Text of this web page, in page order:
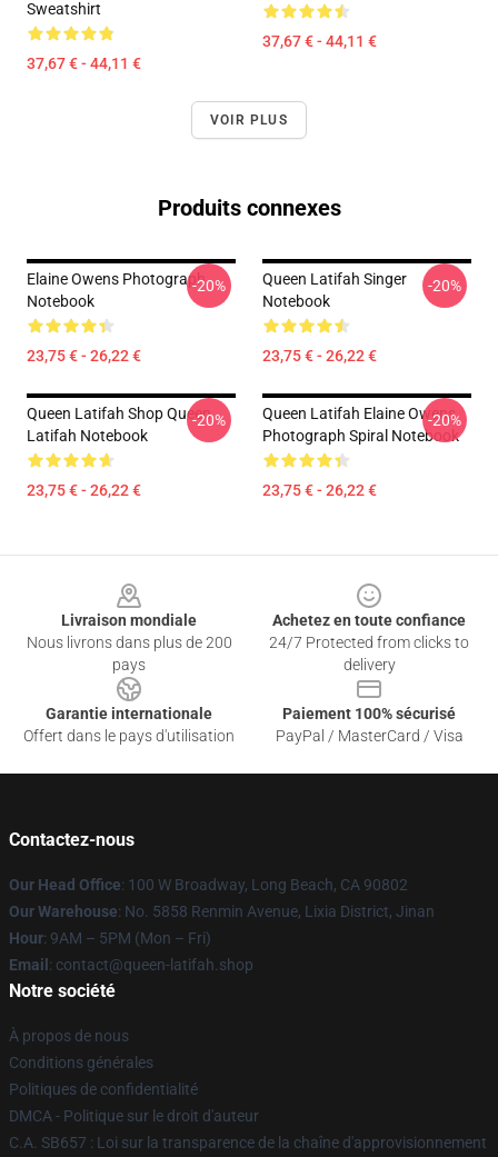
Sweatshirt
37,67 € - 44,11 €
37,67 € - 44,11 €
VOIR PLUS
Produits connexes
Elaine Owens Photograph
Notebook
23,75 € - 26,22 €
-20%
Queen Latifah Singer
Notebook
23,75 € - 26,22 €
-20%
Queen Latifah Shop Queen
Latifah Notebook
23,75 € - 26,22 €
-20%
Queen Latifah Elaine Owens
Photograph Spiral Notebook
23,75 € - 26,22 €
-20%
Livraison mondiale
Nous livrons dans plus de 200
pays
Achetez en toute confiance
24/7 Protected from clicks to
delivery
Garantie internationale
Offert dans le pays d'utilisation
Paiement 100% sécurisé
PayPal / MasterCard / Visa
Contactez-nous
Our Head Office: 100 W Broadway, Long Beach, CA 90802
Our Warehouse: No. 5858 Renmin Avenue, Lixia District, Jinan
Hour: 9AM – 5PM (Mon – Fri)
Email : contact@queen-latifah.shop
Notre société
À propos de nous
Conditions générales
Politiques de confidentialité
DMCA - Politique sur le droit d'auteur
C.A. SB657 : Loi sur la transparence de la chaîne d'approvisionnement